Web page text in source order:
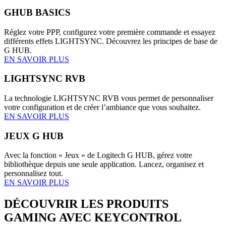
GHUB BASICS
Réglez votre PPP, configurez votre première commande et essayez
différents effets LIGHTSYNC. Découvrez les principes de base de
G HUB.
EN SAVOIR PLUS
LIGHTSYNC RVB
La technologie LIGHTSYNC RVB vous permet de personnaliser
votre configuration et de créer l’ambiance que vous souhaitez.
EN SAVOIR PLUS
JEUX G HUB
Avec la fonction « Jeux » de Logitech G HUB, gérez votre
bibliothèque depuis une seule application. Lancez, organisez et
personnalisez tout.
EN SAVOIR PLUS
DÉCOUVRIR LES PRODUITS
GAMING AVEC KEYCONTROL